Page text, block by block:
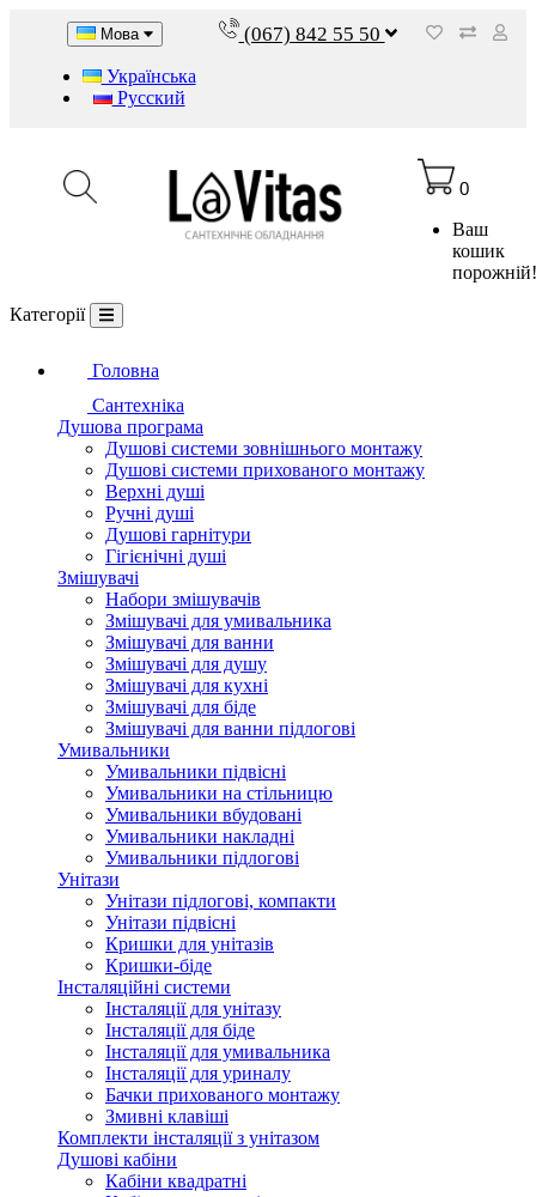
Мова
Українська
Русский
(067) 842 55 50
0
Ваш
кошик
Категорії
Головна
Сантехніка
Душова програма
Душові системи зовнішнього монтажу
Душові системи прихованого монтажу
Верхні душі
Ручні душі
Душові гарнітури
Гігієнічні душі
Змішувачі
Набори змішувачів
Змішувачі для умивальника
Змішувачі для ванни
Змішувачі для душу
Змішувачі для кухні
Змішувачі для біде
Змішувачі для ванни підлогові
Умивальники
Умивальники підвісні
Умивальники на стільницю
Умивальники вбудовані
Умивальники накладні
Умивальники підлогові
Унітази
Унітази підлогові, компакти
Унітази підвісні
Кришки для унітазів
Кришки-біде
Інсталяційні системи
Інсталяції для унітазу
Інсталяції для біде
Інсталяції для умивальника
Інсталяції для уриналу
Бачки прихованого монтажу
Змивні клавіші
Комплекти інсталяції з унітазом
Душові кабіни
Кабіни квадратні